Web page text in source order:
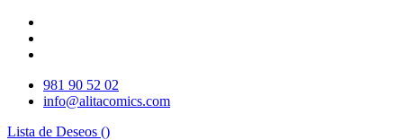
981 90 52 02
info@alitacomics.com
Lista de Deseos ()